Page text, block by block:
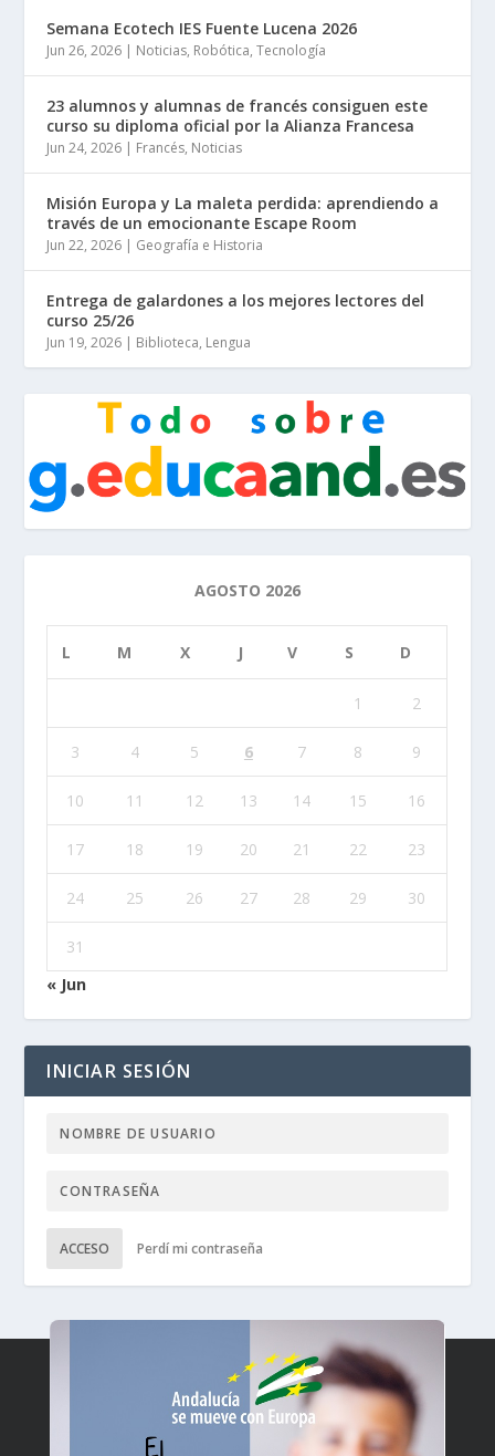
Semana Ecotech IES Fuente Lucena 2026
Jun 26, 2026 | Noticias, Robótica,Tecnología
23 alumnos y alumnas de francés consiguen este
curso su diploma oficial por la Alianza Francesa
Jun 24, 2026 | Francés, Noticias
Misión Europa y La maleta perdida: aprendiendo a
través de un emocionante Escape Room
Jun 22, 2026 | Geografía e Historia
Entrega de galardones a los mejores lectores del
curso 25/26
Jun 19, 2026 | Biblioteca, Lengua
AGOSTO 2026
L M X J V S D
1 2
3 4 5 6 7 8 9
10 11 12 13 14 15 16
17 18 19 20 21 22 23
24 25 26 27 28 29 30
31
« Jun
INICIAR SESIÓN
ACCESO Perdí mi contraseña